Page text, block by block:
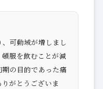
可動域が増しまし
服を飲むことが減
の目的であった痛
がとうございま